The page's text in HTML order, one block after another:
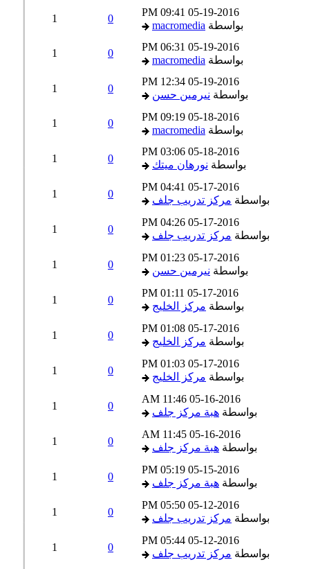
05-19-2016
09:41 PM
بواسطة macromedia
0
1
05-19-2016
06:31 PM
بواسطة macromedia
0
1
05-19-2016
12:34 PM
بواسطة نيرمين حسن
0
1
05-18-2016
09:19 PM
بواسطة macromedia
0
1
05-18-2016
03:06 PM
بواسطة نورهان ميتك
0
1
05-17-2016
04:41 PM
بواسطة مركز تدريب جلف
0
1
05-17-2016
04:26 PM
بواسطة مركز تدريب جلف
0
1
05-17-2016
01:23 PM
بواسطة نيرمين حسن
0
1
05-17-2016
01:11 PM
بواسطة مركز الخليج
0
1
05-17-2016
01:08 PM
بواسطة مركز الخليج
0
1
05-17-2016
01:03 PM
بواسطة مركز الخليج
0
1
05-16-2016
11:46 AM
بواسطة هبة مركز جلف
0
1
05-16-2016
11:45 AM
بواسطة هبة مركز جلف
0
1
05-15-2016
05:19 PM
بواسطة هبة مركز جلف
0
1
05-12-2016
05:50 PM
بواسطة مركز تدريب جلف
0
1
05-12-2016
05:44 PM
بواسطة مركز تدريب جلف
0
1